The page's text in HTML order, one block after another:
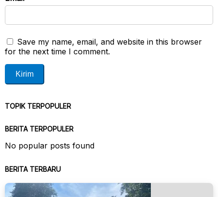
Save my name, email, and website in this browser
for the next time I comment.
TOPIK TERPOPULER
BERITA TERPOPULER
No popular posts found
BERITA TERBARU